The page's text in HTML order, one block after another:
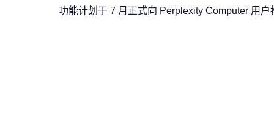
功能计划于 7 月正式向 Perplexity Computer 用户